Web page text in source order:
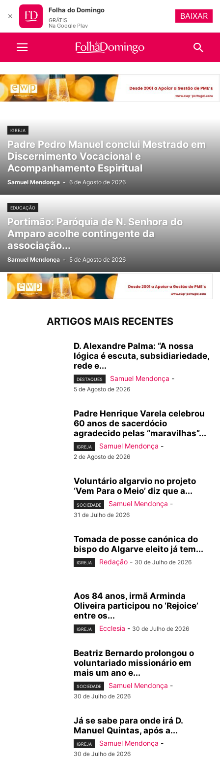
IGREJA
Padre Pedro Manuel conclui Mestrado em
Discernimento Vocacional e
Acompanhamento Espiritual
Samuel Mendonça - 6 de Agosto de 2026
EDUCAÇÃO
Portimão: Paróquia de N. Senhora do
Amparo acolhe contingente da
associação...
Samuel Mendonça - 5 de Agosto de 2026
ARTIGOS MAIS RECENTES
D. Alexandre Palma: “A nossa
lógica é escuta, subsidiariedade,
rede e...
DESTAQUES Samuel Mendonça -
5 de Agosto de 2026
Padre Henrique Varela celebrou
60 anos de sacerdócio
agradecido pelas “maravilhas”...
IGREJA Samuel Mendonça -
2 de Agosto de 2026
Voluntário algarvio no projeto
‘Vem Para o Meio’ diz que a...
SOCIEDADE Samuel Mendonça -
31 de Julho de 2026
Tomada de posse canónica do
bispo do Algarve eleito já tem...
IGREJA Redação - 30 de Julho de 2026
Aos 84 anos, irmã Arminda
Oliveira participou no ‘Rejoice’
entre os...
IGREJA Ecclesia - 30 de Julho de 2026
Beatriz Bernardo prolongou o
voluntariado missionário em
mais um ano e...
SOCIEDADE Samuel Mendonça -
30 de Julho de 2026
Já se sabe para onde irá D.
Manuel Quintas, após a...
IGREJA Samuel Mendonça -
30 de Julho de 2026
✕
Folha do Domingo
GRÁTIS
Na Google Play
BAIXAR